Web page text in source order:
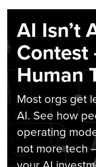
AI Isn’t
Contest
Human
Most orgs get
AI. See how
operating
not more tech